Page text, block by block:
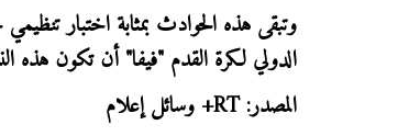
الدولي لكرة القدم "فيفا" أن تكون هذه
المصدر: RT+ وسائل إعلام